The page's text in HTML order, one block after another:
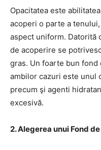
Opacitatea este
acoperi o parte a
aspect uniform. Datorită
de acoperire se
gras. Un foarte bun
ambilor cazuri este unul
precum şi agenti
excesivă.
2. Alegerea unui Fond